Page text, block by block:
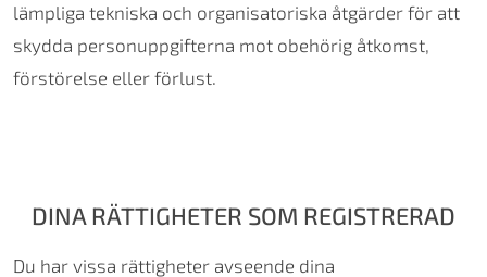
lämpliga tekniska och organisatoriska åtgärder för att
skydda personuppgifterna mot obehörig åtkomst,
förstörelse eller förlust.
DINA RÄTTIGHETER SOM REGISTRERAD
Du har vissa rättigheter avseende dina